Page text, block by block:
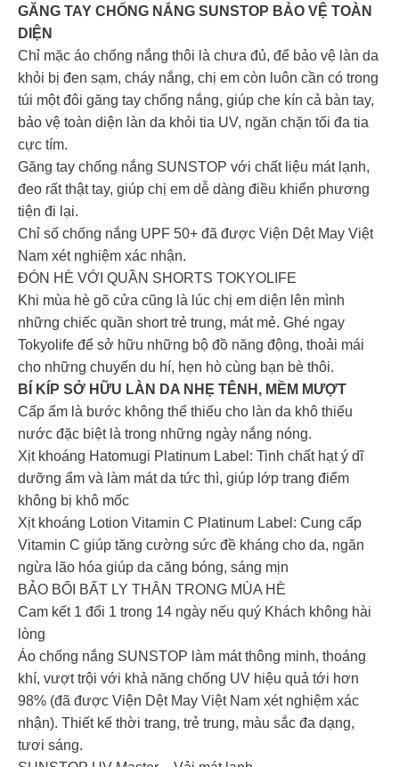
GĂNG TAY CHỐNG NẮNG SUNSTOP BẢO VỆ TOÀN
DIỆN ️
Chỉ mặc áo chống nắng thôi là chưa đủ, để bảo vệ làn da
khỏi bị đen sạm, cháy nắng, chị em còn luôn cần có trong
túi một đôi găng tay chống nắng, giúp che kín cả bàn tay,
bảo vệ toàn diện làn da khỏi tia UV, ngăn chặn tối đa tia
cực tím.
Găng tay chống nắng SUNSTOP với chất liệu mát lạnh,
đeo rất thật tay, giúp chị em dễ dàng điều khiển phương
tiện đi lại.
Chỉ số chống nắng UPF 50+ đã được Viện Dệt May Việt
Nam xét nghiệm xác nhận.
ĐÓN HÈ VỚI QUẦN SHORTS TOKYOLIFE
Khi mùa hè gõ cửa cũng là lúc chị em diện lên mình
những chiếc quần short trẻ trung, mát mẻ. Ghé ngay
Tokyolife để sở hữu những bộ đồ năng động, thoải mái
cho những chuyến du hí, hẹn hò cùng bạn bè thôi.
BÍ KÍP SỞ HỮU LÀN DA NHẸ TÊNH, MỀM MƯỢT
Cấp ẩm là bước không thể thiếu cho làn da khô thiếu
nước đặc biệt là trong những ngày nắng nóng.
Xịt khoáng Hatomugi Platinum Label: Tinh chất hạt ý dĩ
dưỡng ẩm và làm mát da tức thì, giúp lớp trang điểm
không bị khô mốc
Xịt khoáng Lotion Vitamin C Platinum Label: Cung cấp
Vitamin C giúp tăng cường sức đề kháng cho da, ngăn
ngừa lão hóa giúp da căng bóng, sáng mịn
BẢO BỐI BẤT LY THÂN TRONG MÙA HÈ
Cam kết 1 đổi 1 trong 14 ngày nếu quý Khách không hài
lòng
Áo chống nắng SUNSTOP làm mát thông minh, thoáng
khí, vượt trội với khả năng chống UV hiệu quả tới hơn
98% (đã được Viện Dệt May Việt Nam xét nghiệm xác
nhận). Thiết kế thời trang, trẻ trung, màu sắc đa dạng,
tươi sáng.